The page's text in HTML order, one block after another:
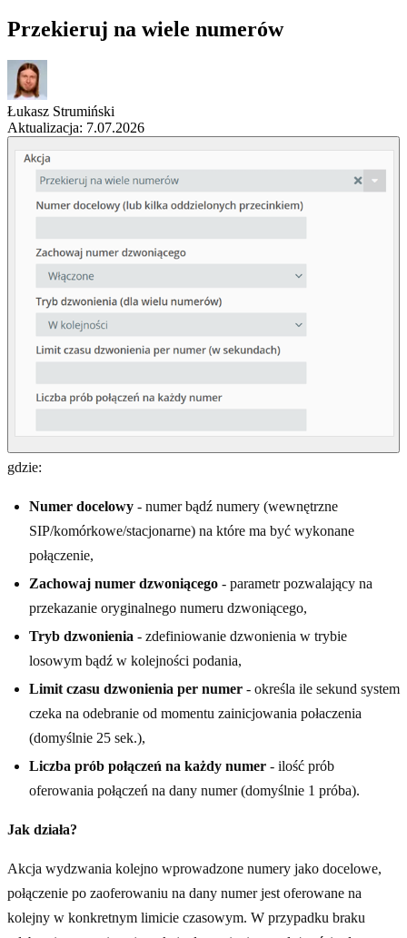
Przekieruj na wiele numerów
Łukasz Strumiński
Aktualizacja: 7.07.2026
gdzie:
Numer docelowy - numer bądź numery (wewnętrzne
SIP/komórkowe/stacjonarne) na które ma być wykonane
połączenie,
Zachowaj numer dzwoniącego - parametr pozwalający na
przekazanie oryginalnego numeru dzwoniącego,
Tryb dzwonienia - zdefiniowanie dzwonienia w trybie
losowym bądź w kolejności podania,
Limit czasu dzwonienia per numer - określa ile sekund system
czeka na odebranie od momentu zainicjowania połaczenia
(domyślnie 25 sek.),
Liczba prób połączeń na każdy numer - ilość prób
oferowania połączeń na dany numer (domyślnie 1 próba).
Jak działa?
Akcja wydzwania kolejno wprowadzone numery jako docelowe,
połączenie po zaoferowaniu na dany numer jest oferowane na
kolejny w konkretnym limicie czasowym. W przypadku braku